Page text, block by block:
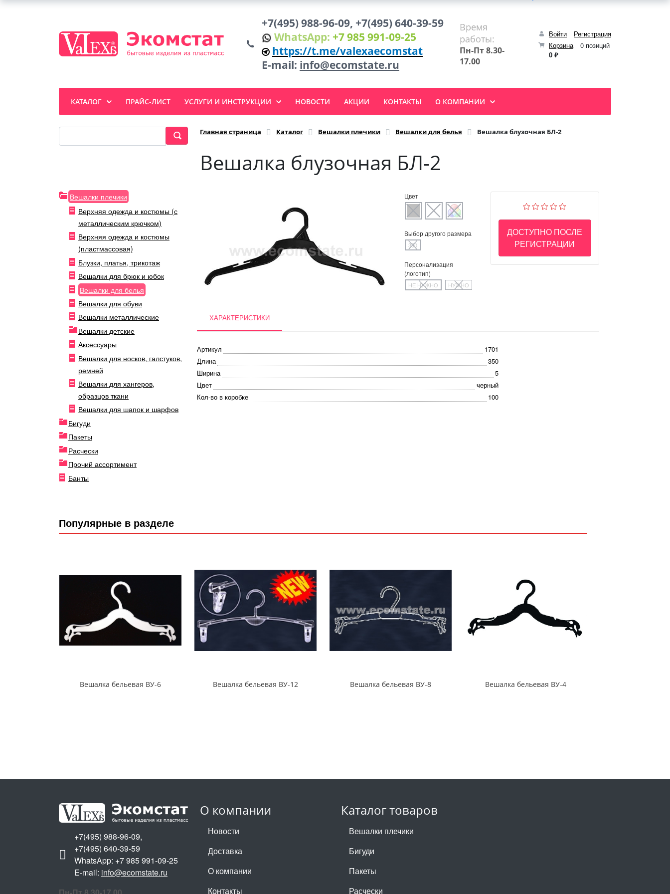
Войти
Регистрация
Корзина
0 позиций
0 ₽
+7(495) 988-96-09, +7(495) 640-39-59
WhatsApp: +7 985 991-09-25
https://t.me/valexaecomstat
E-mail: info@ecomstate.ru
Время
работы:
Пн-Пт 8.30-
17.00
КАТАЛОГ ПРАЙС-ЛИСТ УСЛУГИ И ИНСТРУКЦИИ НОВОСТИ АКЦИИ КОНТАКТЫ О КОМПАНИИ
Главная страница Каталог Вешалки плечики Вешалки для белья Вешалка блузочная БЛ-2
Вешалка блузочная БЛ-2
Вешалки плечики
Верхняя одежда и костюмы (с
металлическим крючком)
Верхняя одежда и костюмы
(пластмассовая)
Блузки, платья, трикотаж
Вешалки для брюк и юбок
Вешалки для белья
Вешалки для обуви
Вешалки металлические
Вешалки детские
Аксессуары
Вешалки для носков, галстуков,
ремней
Вешалки для хангеров,
образцов ткани
Вешалки для шапок и шарфов
Бигуди
Пакеты
Расчески
Прочий ассортимент
Банты
Цвет
Выбор другого размера
350
Персонализация
(логотип)
НЕ НУЖНО НУЖНО
ДОСТУПНО ПОСЛЕ
РЕГИСТРАЦИИ
ХАРАКТЕРИСТИКИ
Артикул
1701
Длина
350
Ширина
5
Цвет
черный
Кол-во в коробке
100
Популярные в разделе
Вешалка бельевая ВУ-6 Вешалка бельевая ВУ-12 Вешалка бельевая ВУ-8 Вешалка бельевая ВУ-4
О компании
Новости
Доставка
О компании
Контакты
Каталог товаров
Вешалки плечики
Бигуди
Пакеты
Расчески
+7(495) 988-96-09,
+7(495) 640-39-59
WhatsApp: +7 985 991-09-25
E-mail: info@ecomstate.ru